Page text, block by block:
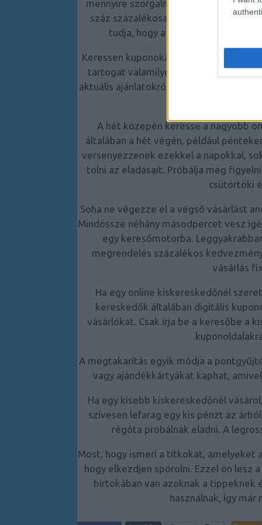
mennyire szorgalmasan hiszi, hogy
száz százalékosan. Használja ki az
tudja, hogy a legrosszabb esetre
Keressen kuponokat, mielőtt online
tartogat valamilyen promóciós
aktuális ajánlatokról, nézzen szét más
az
A hét közepén keresse a nagyobb
általában a hét végén, például
versenyezzenek ezekkel a napokkal,
tolni az eladásait. Próbálja meg
csütörtöki
Soha ne végezze el a végső vásárlást
Mindössze néhány másodpercet vesz
egy keresőmotorba.
megrendelés százalékos
vásárlás
Ha egy online kiskereskedőnél
kereskedők általában digitális
vásárlókat. Csak írja be a keresőbe a
A megtakarítás egyik módja a
vagy ajándékkártyákat kaphat,
Ha egy kisebb kiskereskedőnél
szívesen lefarag egy kis pénzt az
régóta próbálnak eladni. A
Most, hogy ismeri a titkokat, amelyeket
hogy elkezdjen spórolni. Ezzel ön lesz
birtokában van azoknak a tippeknek
használnak, így